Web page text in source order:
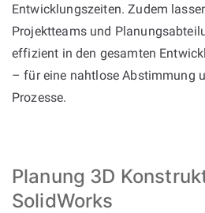
Entwicklungszeiten. Zudem
Projektteams und
effizient in den gesamten
– für eine nahtlose Abstimmung
Prozesse.
Planung 3D
SolidWorks